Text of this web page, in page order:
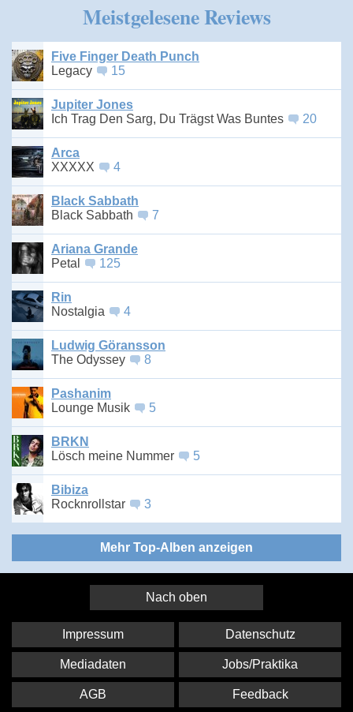
Meistgelesene Reviews
Five Finger Death Punch
Legacy
15
Jupiter Jones
Ich Trag Den Sarg, Du Trägst Was Buntes
20
Arca
XXXXX
4
Black Sabbath
Black Sabbath
7
Ariana Grande
Petal
125
Rin
Nostalgia
4
Ludwig Göransson
The Odyssey
8
Pashanim
Lounge Musik
5
BRKN
Lösch meine Nummer
5
Bibiza
Rocknrollstar
3
Mehr Top-Alben anzeigen
Nach oben
Impressum Datenschutz
Mediadaten Jobs/Praktika
AGB Feedback